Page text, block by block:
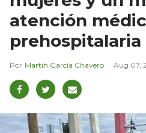
atención
prehospitalaria
Martín García Chavero Aug 07,